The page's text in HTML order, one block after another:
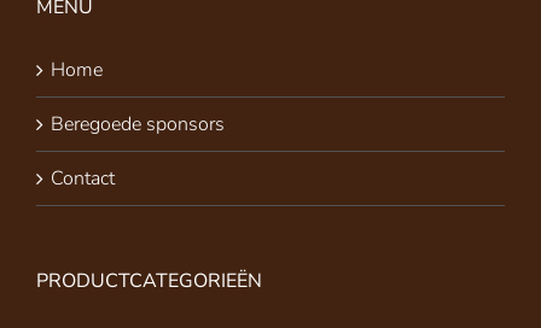
MENU
Home
Beregoede sponsors
Contact
PRODUCTCATEGORIEËN